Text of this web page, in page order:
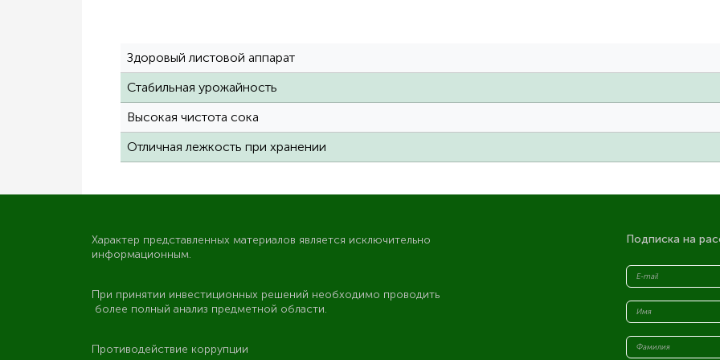
Здоровый листовой аппарат
Стабильная урожайность
Высокая чистота сока
Отличная лежкость при хранении
Характер представленных материалов является исключительно
информационным.
При принятии инвестиционных решений необходимо проводить
более полный анализ предметной области.
Противодействие коррупции
Подписка на